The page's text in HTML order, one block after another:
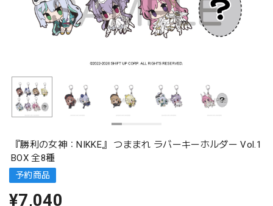
『勝利の女神：NIKKE』 つままれ ラバーキーホルダー Vol.1
BOX 全8種
予約商品
¥7,040